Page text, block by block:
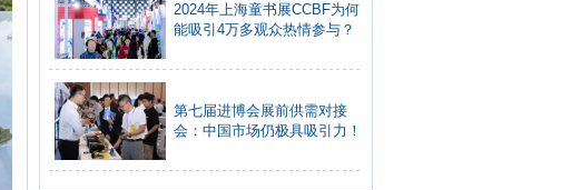
2024年上海童书展CCBF为何
能吸引4万多观众热情参与？
第七届进博会展前供需对接
会：中国市场仍极具吸引力！